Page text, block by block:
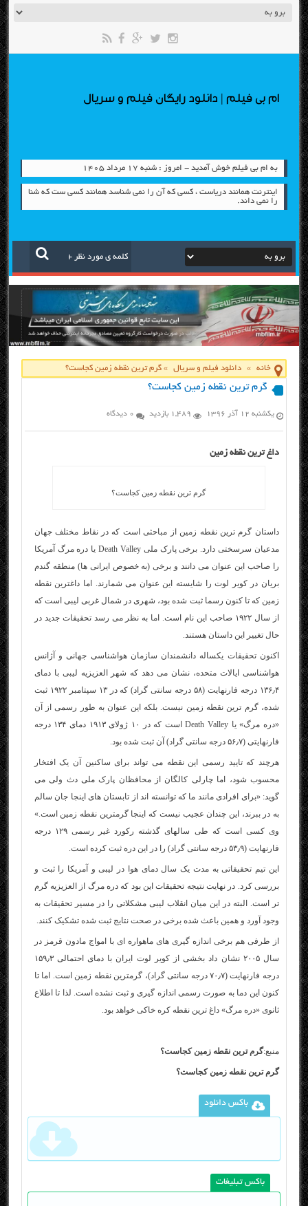
ام بی فیلم | دانلود رایگان فیلم و سریال
به ام بی فیلم خوش آمدید - امروز : شنبه ۱۷ مرداد ۱۴۰۵
اینترنت همانند دریاست ، کسی که آن را نمی شناسد همانند کسی ست که شنا
را نمی داند.
خانه » دانلود فیلم و سریال »گرم ترین نقطه زمین کجاست؟
گرم ترین نقطه زمین کجاست؟
یکشنبه ۱۲ آذر ۱۳۹۶ 1,489 بازدید 0 دیدگاه
داغ ترین نقطه زمین
گرم ترین نقطه زمین کجاست؟
داستان گرم ترین نقطه زمین از مباحثی است که در نقاط مختلف جهان
مدعیان سرسختی دارد. برخی پارک ملی Death Valley یا دره مرگ آمریکا
را صاحب این عنوان می دانند و برخی (به خصوص ایرانی ها) منطقه گندم
بریان در کویر لوت را شایسته این عنوان می شمارند. اما داغترین نقطه
زمین که تا کنون رسما ثبت شده بود، شهری در شمال غربی لیبی است که
از سال ۱۹۲۲ صاحب این نام است. اما به نظر می رسد تحقیقات جدید در
حال تغییر این داستان هستند.
اکنون تحقیقات یکساله دانشمندان سازمان هواشناسی جهانی و آژانس
هواشناسی ایالات متحده، نشان می دهد که شهر العزیزیه لیبی با دمای
۱۳۶٫۴ درجه فارنهایت (۵۸ درجه سانتی گراد) که در ۱۳ سپتامبر ۱۹۲۲ ثبت
شده، گرم ترین نقطه زمین نیست. بلکه این عنوان به طور رسمی از آن
«دره مرگ» یا Death Valley است که در ۱۰ ژولای ۱۹۱۳ دمای ۱۳۴ درجه
فارنهایتی (۵۶٫۷ درجه سانتی گراد) آن ثبت شده بود.
هرچند که تایید رسمی این نقطه می تواند برای ساکنین آن یک افتخار
محسوب شود، اما چارلی کالگان از محافظان پارک ملی دث ولی می
گوید: «برای افرادی مانند ما که توانسته اند از تابستان های اینجا جان سالم
به در ببرند، این چندان عجیب نیست که اینجا گرمترین نقطه زمین است.»
وی کسی است که طی سالهای گذشته رکورد غیر رسمی ۱۲۹ درجه
فارنهایت (۵۳٫۹ درجه سانتی گراد) را در این دره ثبت کرده است.
این تیم تحقیقاتی به مدت یک سال دمای هوا در لیبی و آمریکا را ثبت و
بررسی کرد. در نهایت نتیجه تحقیقات این بود که دره مرگ از العزیزیه گرم
تر است. البته در این میان انقلاب لیبی مشکلاتی را در مسیر تحقیقات به
وجود آورد و همین باعث شده برخی در صحت نتایج ثبت شده تشکیک کنند.
از طرفی هم برخی اندازه گیری های ماهواره ای با امواج مادون قرمز در
سال ۲۰۰۵ نشان داد بخشی از کویر لوت ایران با دمای احتمالی ۱۵۹٫۳
درجه فارنهایت (۷۰٫۷ درجه سانتی گراد)، گرمترین نقطه زمین است. اما تا
کنون این دما به صورت رسمی اندازه گیری و ثبت نشده است. لذا تا اطلاع
ثانوی «دره مرگ» داغ ترین نقطه کره خاکی خواهد بود.
منبع:گرم ترین نقطه زمین کجاست؟
گرم ترین نقطه زمین کجاست؟
باکس دانلود
باکس تبلیغات